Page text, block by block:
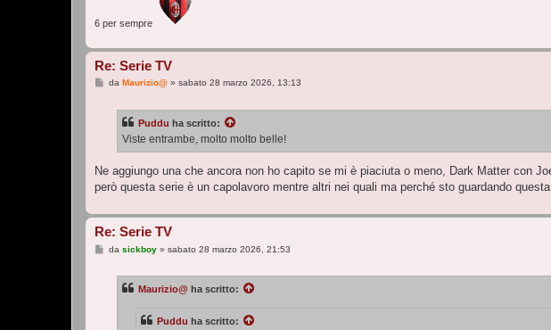
6 per sempre
Re: Serie TV
M
o
da Maurizio@» sabato 28 marzo 2026, 13:13
Puddu ha scritto:
Viste entrambe, molto molto belle!
Ne aggiungo una che ancora non ho capito se mi è piaciuta o meno, Dark Matter con
però questa serie è un capolavoro mentre altri nei quali ma perché sto guardando
Re: Serie TV
Mda sickboy» sabato 28 marzo 2026, 21:53
Maurizio@ ha scritto:
Puddu ha scritto: